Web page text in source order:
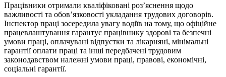
Працівники отримали кваліфіковані роз’яснення щодо
важливості та обов’язковості укладання трудових договорів.
Інспектор праці зосередила увагу водіїв на тому, що офіційне
працевлаштування гарантує працівнику здорові та безпечні
умови праці, оплачувані відпустки та лікарняні, мінімальні
гарантії оплати праці та інші передбачені трудовим
законодавством належні умови праці, правові, економічні,
соціальні гарантії.